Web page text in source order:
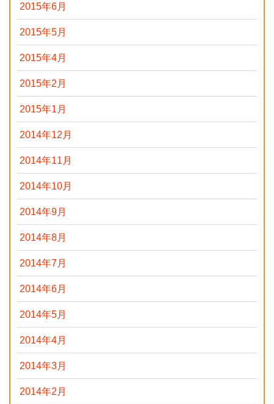
2015年6月
2015年5月
2015年4月
2015年2月
2015年1月
2014年12月
2014年11月
2014年10月
2014年9月
2014年8月
2014年7月
2014年6月
2014年5月
2014年4月
2014年3月
2014年2月